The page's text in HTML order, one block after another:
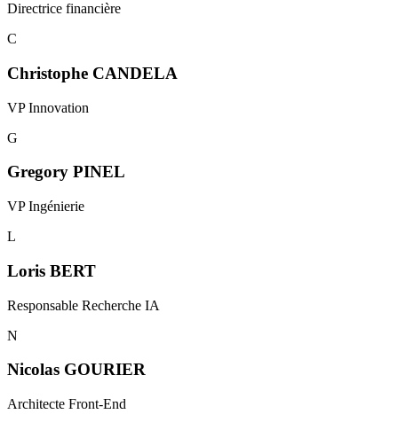
Directrice financière
C
Christophe CANDELA
VP Innovation
G
Gregory PINEL
VP Ingénierie
L
Loris BERT
Responsable Recherche IA
N
Nicolas GOURIER
Architecte Front-End